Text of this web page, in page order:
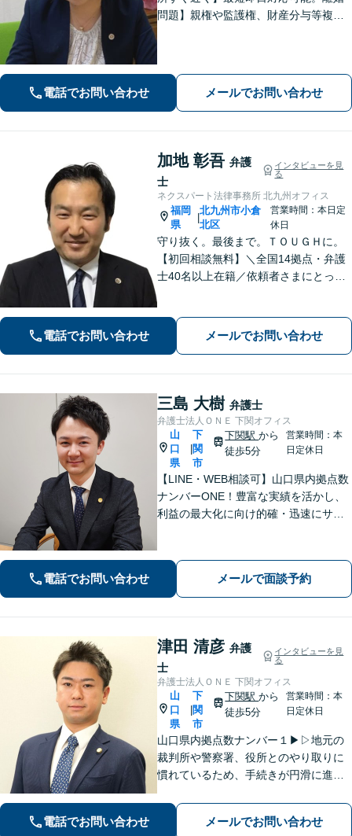
問題】親権や監護権、財産分与等複雑
力と交渉力を強みに円満な相続へ。
電話でお問い合わせ メールでお問い合わせ
加地 彰吾 弁護
士
インタビューを見
る
ネクスパート法律事務所 北九州オフィス
福岡
県
|
北九州市小倉
北区
営業時間：本日定
休日
守り抜く。最後まで。ＴＯＵＧＨに。
【初回相談無料】＼全国14拠点・弁護
士40名以上在籍／依頼者さまにとって
題/相続/交通事故/刑事事件など、ご相
談ください【夜間・休日対応】
電話でお問い合わせ メールでお問い合わせ
三島 大樹 弁護士
弁護士法人ＯＮＥ 下関オフィス
山
口
県
下
関
市
下関駅から
徒歩5分
営業時間：本
日定休日
【LINE・WEB相談可】山口県内拠点数
ナンバーONE！豊富な実績を活かし、
利益の最大化に向け的確・迅速にサポ
問題／交通事故等、あなたの味方とし
て尽力します【完全個室】【下関駅5
分】
電話でお問い合わせ メールで面談予約
津田 清彦 弁護
士
インタビューを見
る
弁護士法人ＯＮＥ 下関オフィス
山
口
県
下
関
市
下関駅から
徒歩5分
営業時間：本
日定休日
山口県内拠点数ナンバー１▶︎▷地元の
裁判所や警察署、役所とのやり取りに
慣れているため、手続きが円滑に進み
ことで、仕事帰りや急な事態でも相談
に行きやすくなります。法律トラブル
電話でお問い合わせ メールでお問い合わせ